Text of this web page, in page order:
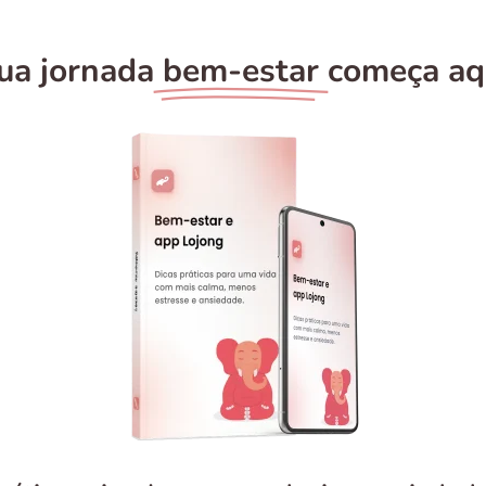
jornada bem-estar começa